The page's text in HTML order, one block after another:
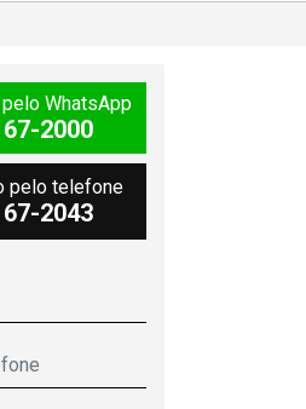
WhatsApp
2000
pelo telefone
2043